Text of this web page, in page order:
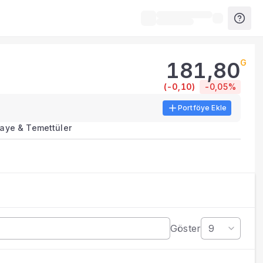
veri ve göstergeleri bir arada sunar.
181,80G
(-0,10) -0,05%
Portföye Ekle
& Temettüler
Göster